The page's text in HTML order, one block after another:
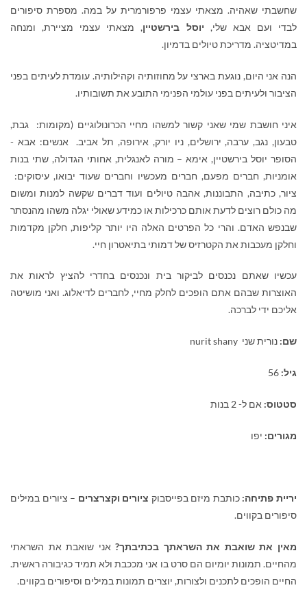
שחשבתי שאהיה. מצאתי עצמי פרפורמרית על במה. מספרת סיפורים
לבדי ועם אבא שלי, יוסל בירשטיין, מצאתי עצמי מציירת, ומנחה
במדיטציה. מדריכת טיולים בדמיון.
הנה אני היום, נוגעת בארצי על מחוזותיה וקהילותיה. עומדת לעיתים בפני
הציבור ולעיתים בפני עולמי הפנימי התובע את תשובותיו.
איני חושבת שמי שאני קשור למשהו מחיי הכרונולוגיים (מקומות: גבת,
טבעון, נגב, ערבה, ירושלים, ניו יורק, אירופה, תל אביב. אנשים: אבא -
הסופר יוסל בירשטיין, אימא – מורה לאנגלית, אחותי הגדולה, שתי בנות
אומניות, חברים מפעם, חברים מעכשיו וחברים שעוד יבואו, עיסוקים:
ציור, כתיבה, התבוננות, אהבה טיולים ועוד דברים שקשה למנות ומשום
מה כולם רוצים לדעת אותם כרכילות או כמידע שאולי יגלה משהו מהנסתר
שבנפש האדם. והרי כל הפרטים האלה היו יותר קליפות, חלקן מקדמות
וחלקן מעכבות את הקטרזיס של דמותי בתיאטרון חיי.
עכשיו שאתם נכנסים לביקור בית ונכנסים בחדרי להציץ לראות את
האוצרות שבהם אתם הופכים לחלק מחיי, לחברים לדיאלוג. ואני מושיטה
אליכם ידי לברכה.
שם: נורית שני nurit shany
גיל:
סטטוס: אם ל- 2 בנות
מגורים: יפו
יריית פתיחה: כותבת מיזם בפייסבוק ציורים וקצרצרים – ציורים במילים
סיפורים בקווים.
מאין את שואבת את השראתך בכתיבתך?אני שואבת את השראתי
מהחיים. תמונות יומיום הם סרט בו אני מככבת ולא תמיד כגיבורה ראשית.
החיים הופכים לתכנים ולצורות, יוצרים תמונות במילים וסיפורים בקווים.